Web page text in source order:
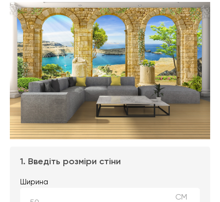
1. Введіть розміри стіни
Ширина
СМ